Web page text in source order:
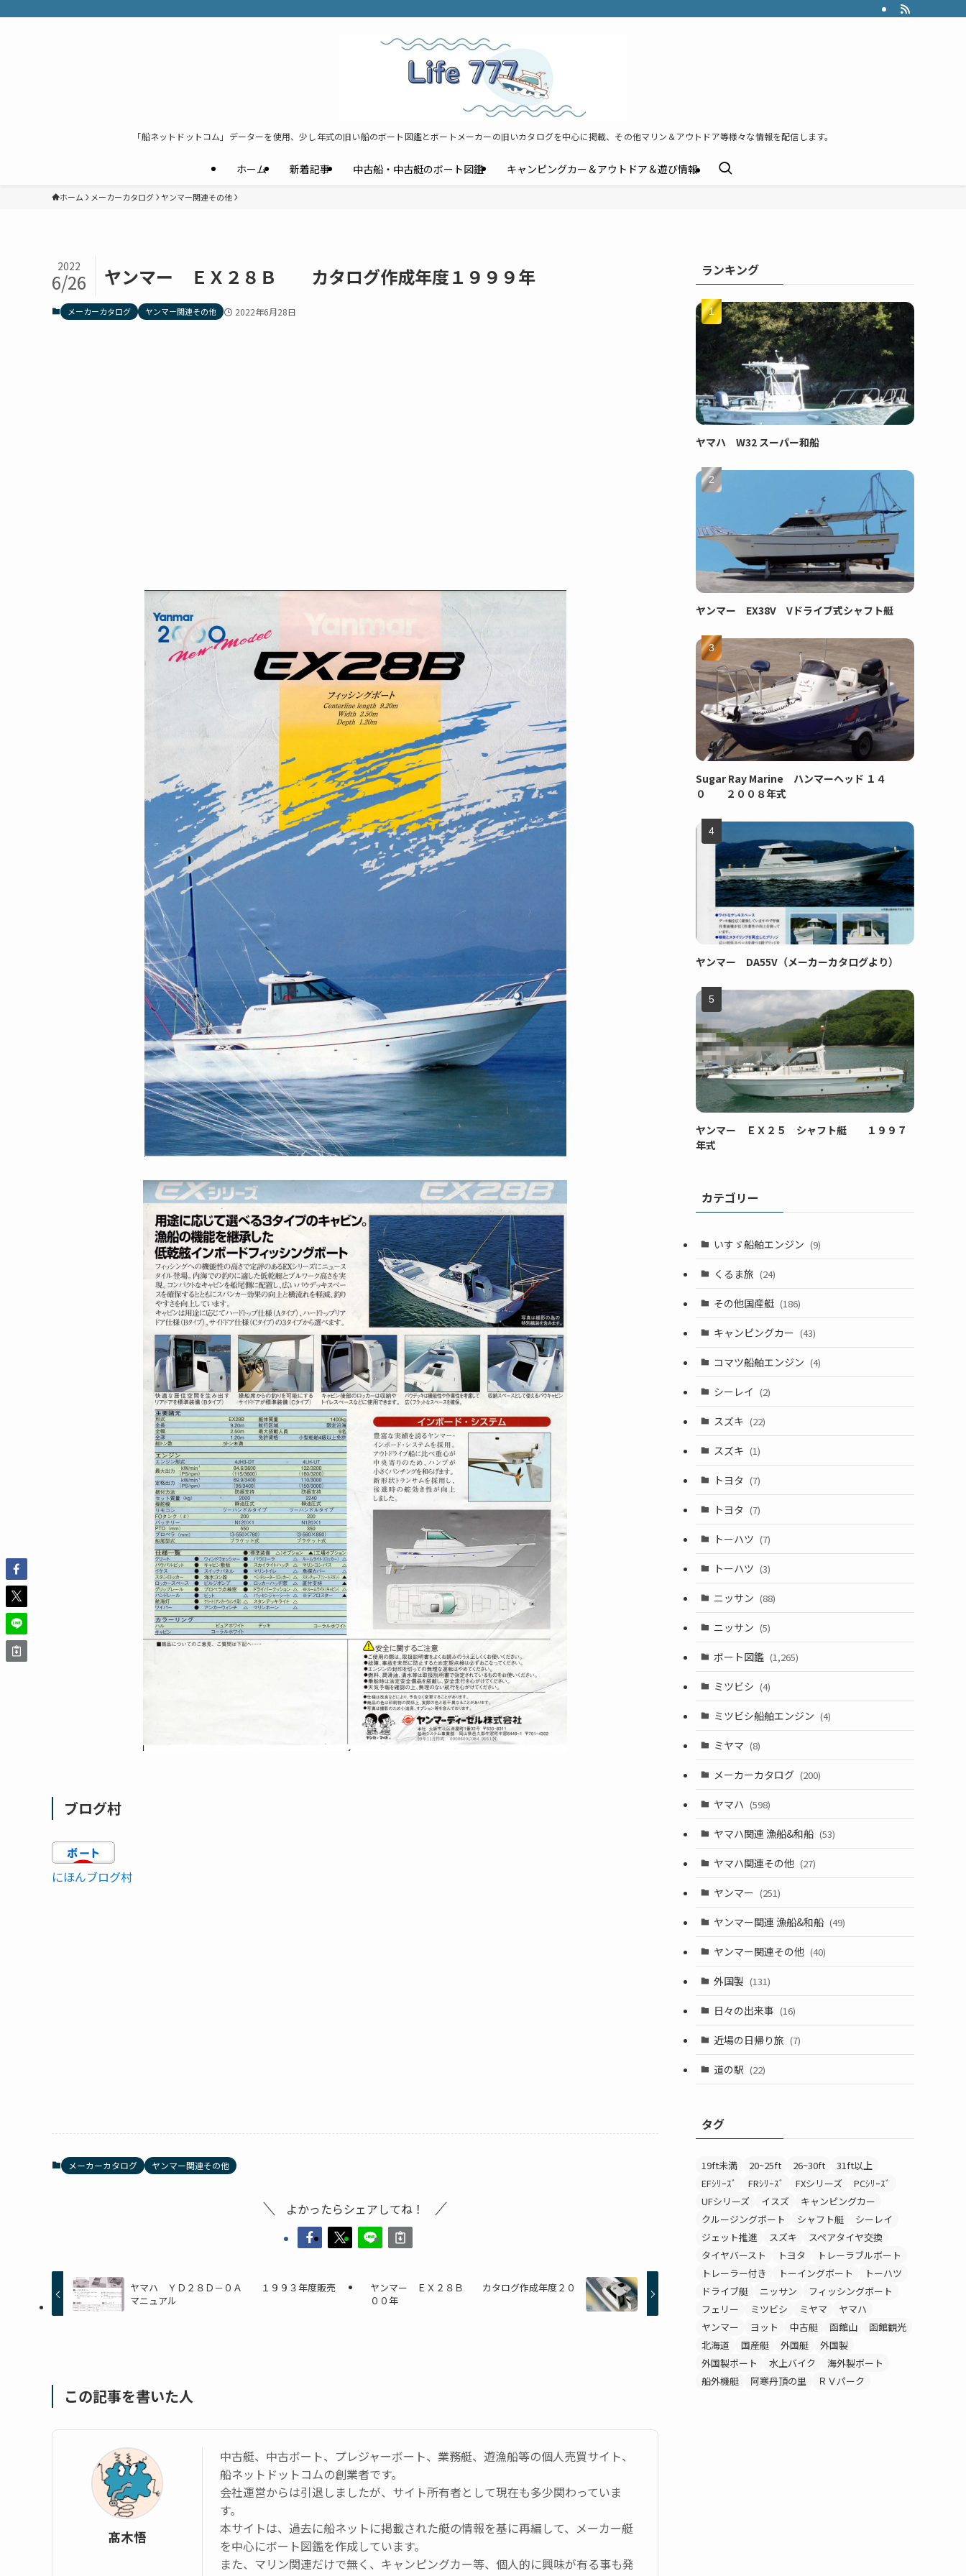
「船ネットドットコム」データーを使用、少し年式の旧い船のボート図鑑とボートメーカーの旧いカタログを中心に掲載、その他マリン＆アウトドア等様々な情報を配信します。
ホーム 新着記事 中古船・中古艇のボート図鑑 キャンピングカー＆アウトドア＆遊び情報
ホーム メーカーカタログ ヤンマー関連その他
ヤンマー ＥＸ２８Ｂ カタログ作成年度１９９９年
2022
6/26
メーカーカタログ ヤンマー関連その他 2022年6月28日
ブログ村
にほんブログ村
メーカーカタログ ヤンマー関連その他
よかったらシェアしてね！
ヤマハ ＹＤ２８Ｄ－０Ａ １９９３年度販売
マニュアル
ヤンマー ＥＸ２８Ｂ カタログ作成年度２０
００年
この記事を書いた人
髙木悟
中古艇、中古ボート、プレジャーボート、業務艇、遊漁船等の個人売買サイト、
船ネットドットコムの創業者です。
会社運営からは引退しましたが、サイト所有者として現在も多少関わっていま
す。
本サイトは、過去に船ネットに掲載された艇の情報を基に再編して、メーカー艇
を中心にボート図鑑を作成しています。
また、マリン関連だけで無く、キャンピングカー等、個人的に興味が有る事も発
ランキング
ヤマハ W32 スーパー和船
ヤンマー EX38V Vドライブ式シャフト艇
Sugar Ray Marine ハンマーヘッド １４
０ ２００８年式
ヤンマー DA55V（メーカーカタログより）
ヤンマー ＥＸ２５ シャフト艇 １９９７
年式
カテゴリー
いすゞ船舶エンジン (9)
くるま旅 (24)
その他国産艇 (186)
キャンピングカー (43)
コマツ船舶エンジン (4)
シーレイ (2)
スズキ (22)
スズキ (1)
トヨタ (7)
トヨタ (7)
トーハツ (7)
トーハツ (3)
ニッサン (88)
ニッサン (5)
ボート図鑑 (1,265)
ミツビシ (4)
ミツビシ船舶エンジン (4)
ミヤマ (8)
メーカーカタログ (200)
ヤマハ (598)
ヤマハ関連 漁船&和船 (53)
ヤマハ関連その他 (27)
ヤンマー (251)
ヤンマー関連 漁船&和船 (49)
ヤンマー関連その他 (40)
外国製 (131)
日々の出来事 (16)
近場の日帰り旅 (7)
道の駅 (22)
タグ
19ft未満 20~25ft 26~30ft
31ft以上
EFｼﾘｰｽﾞ
FRｼﾘｰｽﾞ FXシリーズ
PCｼﾘｰｽﾞ
UFシリーズ
イスズ
キャンピングカー
クルージングボート
シャフト艇
シーレイ
ジェット推進
スズキ
スペアタイヤ交換
タイヤバースト
トヨタ
トレーラブルボート
トレーラー付き
トーイングボート
トーハツ
ドライブ艇
ニッサン
フィッシングボート
フェリー
ミツビシ ミヤマ
ヤマハ
ヤンマー
ヨット 中古艇 函館山
函館観光
北海道
国産艇 外国艇
外国製
外国製ボート
水上バイク
海外製ボート
船外機艇
阿寒丹頂の里 ＲＶパーク